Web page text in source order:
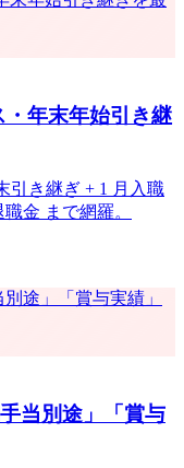
年末年始引き継
引き継ぎ + 1 月入職
金 まで網羅。
当別途」「賞与